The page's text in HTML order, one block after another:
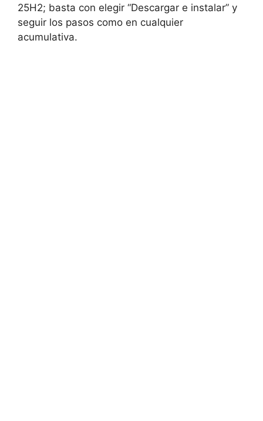
25H2; basta con elegir “Descargar e instalar” y
seguir los pasos como en cualquier
acumulativa.